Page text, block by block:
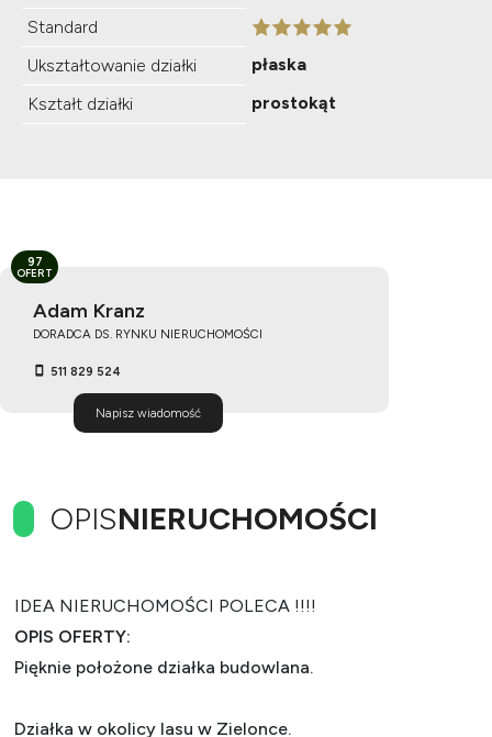
Standard
Ukształtowanie działki
płaska
Kształt działki
prostokąt
Adam Kranz
DORADCA DS. RYNKU NIERUCHOMOŚCI
511 829 524
Napisz wiadomość
97
OFERT
OPISNIERUCHOMOŚCI
IDEA NIERUCHOMOŚCI POLECA !!!!
OPIS OFERTY:
Pięknie położone działka budowlana.
Działka w okolicy lasu w Zielonce.